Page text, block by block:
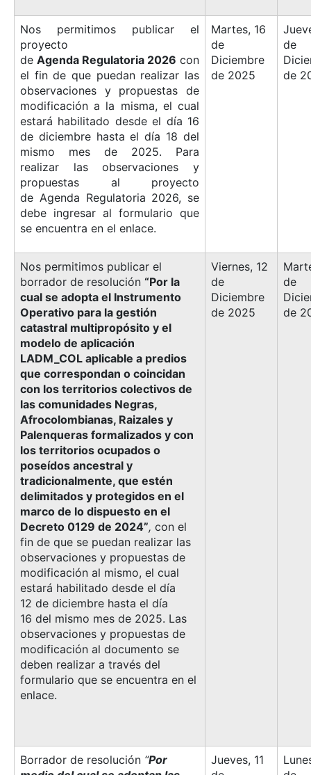
Nos permitimos publicar el
proyecto
de Agenda Regulatoria 2026 con
el fin de que puedan realizar las
observaciones y propuestas de
modificación a la misma, el cual
estará habilitado desde el día 16
de diciembre hasta el día 18 del
mismo mes de 2025. Para
realizar las observaciones y
propuestas al proyecto
de Agenda Regulatoria 2026, se
debe ingresar al formulario que
se encuentra en el enlace.
Martes, 16
de
Diciembre
de 2025
de
de
Nos permitimos publicar el
borrador de resolución “Por la
cual se adopta el Instrumento
Operativo para la gestión
catastral multipropósito y el
modelo de aplicación
LADM_COL aplicable a predios
que correspondan o coincidan
con los territorios colectivos de
las comunidades Negras,
Afrocolombianas, Raizales y
Palenqueras formalizados y con
los territorios ocupados o
poseídos ancestral y
tradicionalmente, que estén
delimitados y protegidos en el
marco de lo dispuesto en el
Decreto 0129 de 2024”, con el
fin de que se puedan realizar las
observaciones y propuestas de
modificación al mismo, el cual
estará habilitado desde el día
12 de diciembre hasta el día
16 del mismo mes de 2025. Las
observaciones y propuestas de
modificación al documento se
deben realizar a través del
formulario que se encuentra en el
enlace.
Viernes, 12
de
Diciembre
de 2025
de
de
Borrador de resolución “Por
Jueves, 11